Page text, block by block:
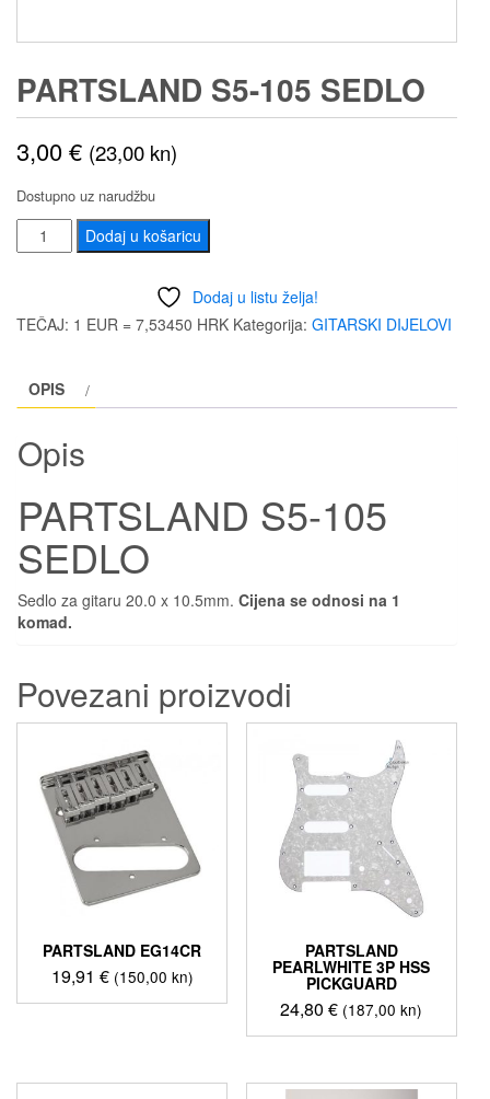
PARTSLAND S5-105 SEDLO
3,00€ (23,00 kn)
Dostupno uz narudžbu
PARTSLAND
S5-
SEDLO
Dodaj u košaricu
Dodaj u listu želja!
TEČAJ: 1 EUR = 7,53450 HRK Kategorija: GITARSKI DIJELOVI
OPIS
Opis
PARTSLAND S5-105
SEDLO
Sedlo za gitaru 20.0 x 10.5mm. Cijena se odnosi na 1
komad.
Povezani proizvodi
PARTSLAND EG14CR
19,91 € (150,00 kn)
PARTSLAND
PEARLWHITE 3P HSS
PICKGUARD
24,80€ (187,00 kn)